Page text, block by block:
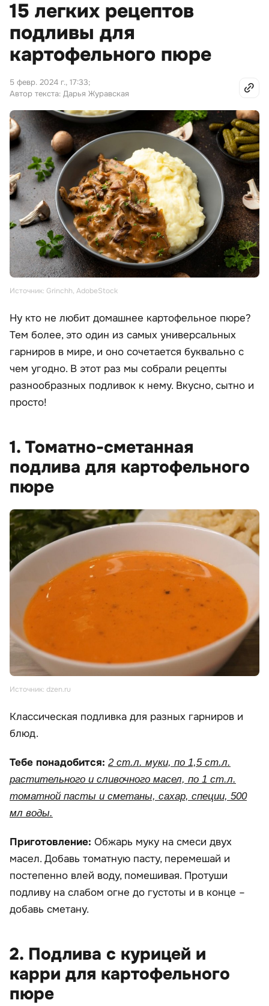
15 легких рецептов
подливы для
картофельного пюре
5 февр. 2024 г., 17:33;
Автор текста: Дарья Журавская
Источник: Grinchh, AdobeStock
Ну кто не любит домашнее картофельное пюре?
Тем более, это один из самых универсальных
гарниров в мире, и оно сочетается буквально с
чем угодно. В этот раз мы собрали рецепты
разнообразных подливок к нему. Вкусно, сытно и
просто!
1. Томатно-сметанная
подлива для картофельного
пюре
Источник: dzen.ru
Классическая подливка для разных гарниров и
блюд.
Тебе понадобится: 2 ст.л. муки, по 1,5 ст.л.
растительного и сливочного масел, по 1 ст.л.
томатной пасты и сметаны, сахар, специи, 500
мл воды.
Приготовление: Обжарь муку на смеси двух
масел. Добавь томатную пасту, перемешай и
постепенно влей воду, помешивая. Протуши
подливу на слабом огне до густоты и в конце –
добавь сметану.
2. Подлива с курицей и
карри для картофельного
пюре